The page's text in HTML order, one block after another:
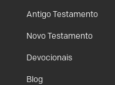
Antigo Testamento
Novo Testamento
Devocionais
Blog